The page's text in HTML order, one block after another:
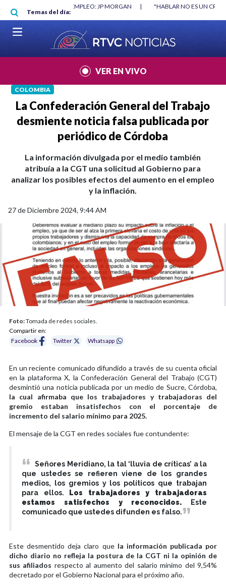
Pasar al contenido principal
Temas del día:
EMPLEO: JP MORGAN |
"HABLAR NO ES UN CRIMEN": CARTA
|
VER EN VIVO
COLOMBIA
La Confederación General del Trabajo
desmiente noticia falsa publicada por
periódico de Córdoba
La información divulgada por el medio también
atribuía a la CGT una solicitud al Gobierno para
analizar los posibles efectos del aumento en el empleo
y la inflación.
27 de Diciembre 2024, 9:44 AM
Foto:Tomada de redes sociales.
Compartir en:
Facebook
Twitter Whatsapp
En un reciente comunicado difundido a través de su cuenta oficial
en la plataforma X, la Confederación General del Trabajo (CGT)
desmintió una noticia publicada por un medio de Sucre, Córdoba,
la cual afirmaba que los trabajadores y trabajadoras del
gremio estaban insatisfechos con el porcentaje de
incremento del salario mínimo para 2025.
El mensaje de la CGT en redes sociales fue contundente:
Señores Meridiano, la tal ‘lluvia de críticas’ a la
que ustedes se refieren viene de los grandes
medios, los gremios y los políticos que trabajan
para ellos.
Los trabajadores y trabajadoras
estamos satisfechos y reconocidos. Este
comunicado que ustedes difunden es falso.
Este desmentido deja claro que la información publicada por
dicho diario no refleja la postura de la CGT ni la opinión de
sus afiliados respecto al aumento del salario mínimo del 9,54%
decretado por el Gobierno Nacional para el próximo año.